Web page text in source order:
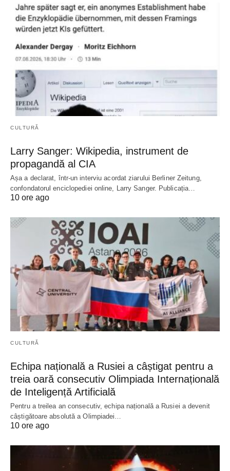
CULTURĂ
Larry Sanger: Wikipedia, instrument de
propagandă al CIA
Așa a declarat, într-un interviu acordat ziarului Berliner Zeitung,
confondatorul enciclopediei online, Larry Sanger. Publicația…
10 ore ago
CULTURĂ
Echipa națională a Rusiei a câștigat pentru a
treia oară consecutiv Olimpiada Internațională
de Inteligență Artificială
Pentru a treilea an consecutiv, echipa națională a Rusiei a devenit
câștigătoare absolută a Olimpiadei…
10 ore ago